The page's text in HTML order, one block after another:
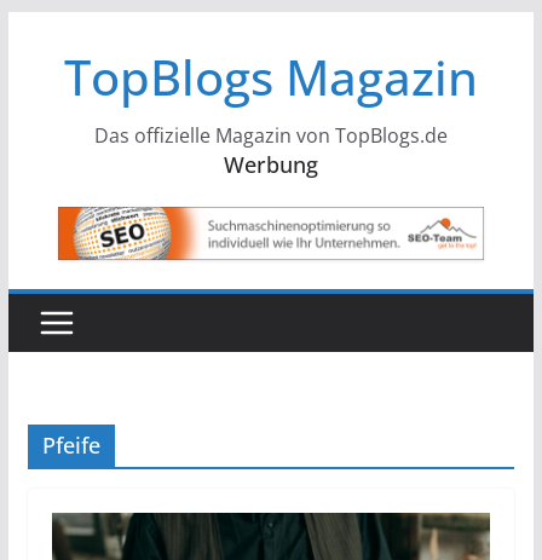
springenTopBlogs Magazin
Das offizielle Magazin von TopBlogs.de
Werbung
Pfeife